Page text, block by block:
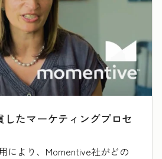
したマーケティングプロセ
により、Momentive社がどの